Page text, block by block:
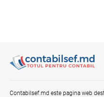
Contabilsef.md este pagina web